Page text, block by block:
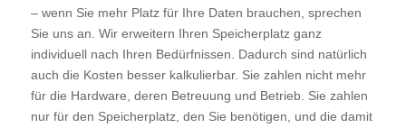
– wenn Sie mehr Platz für Ihre Daten brauchen, sprechen
Sie uns an. Wir erweitern Ihren Speicherplatz ganz
individuell nach Ihren Bedürfnissen. Dadurch sind natürlich
auch die Kosten besser kalkulierbar. Sie zahlen nicht mehr
für die Hardware, deren Betreuung und Betrieb. Sie zahlen
nur für den Speicherplatz, den Sie benötigen, und die damit